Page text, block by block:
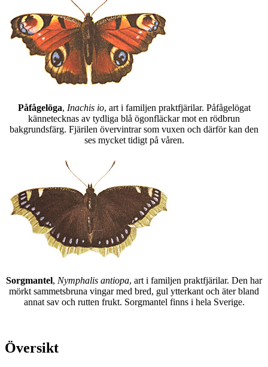
Påfågelöga, Inachis io, art i familjen praktfjärilar. Påfågelögat
kännetecknas av tydliga blå ögonfläckar mot en rödbrun
bakgrundsfärg. Fjärilen övervintrar som vuxen och därför kan den
ses mycket tidigt på våren.
Sorgmantel, Nymphalis antiopa, art i familjen praktfjärilar. Den har
mörkt sammetsbruna vingar med bred, gul ytterkant och äter bland
annat sav och rutten frukt. Sorgmantel finns i hela Sverige.
Översikt